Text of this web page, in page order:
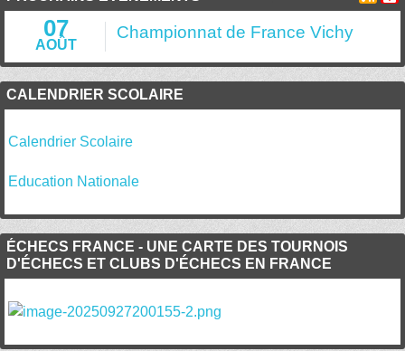
07
AOÛT
Championnat de France Vichy
CALENDRIER SCOLAIRE
Calendrier Scolaire
Education Nationale
ÉCHECS FRANCE - UNE CARTE DES TOURNOIS
D'ÉCHECS ET CLUBS D'ÉCHECS EN FRANCE